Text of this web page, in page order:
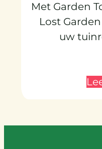
Met Garden
Lost
uw